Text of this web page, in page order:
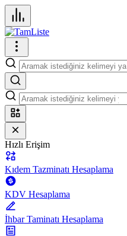
Hızlı Erişim
Kıdem Tazminatı Hesaplama
KDV Hesaplama
İhbar Taminatı Hesaplama